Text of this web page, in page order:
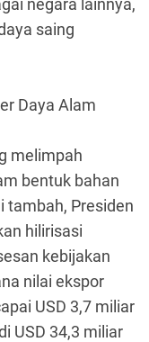
negara lainnya,
saing
Daya Alam
melimpah
bentuk bahan
tambah, Presiden
hilirisasi
kebijakan
nilai ekspor
USD 3,7 miliar
USD 34,3 miliar